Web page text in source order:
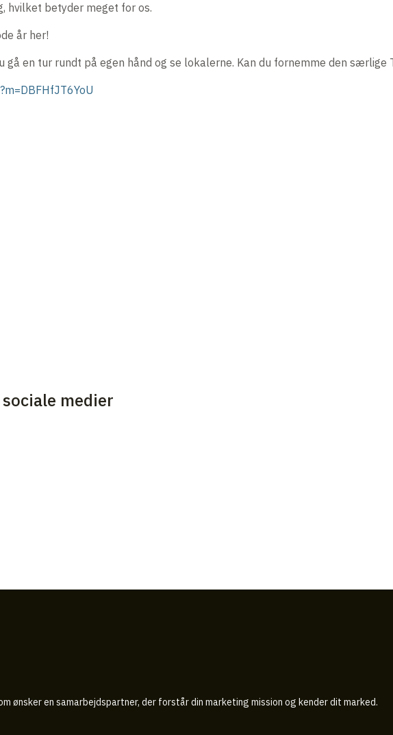
betyder meget for os.
år her!
gå en tur rundt på egen hånd og se lokalerne. Kan du fornemme den særlige
medier
ønsker en samarbejdspartner, der forstår din marketing mission og kender dit marked.